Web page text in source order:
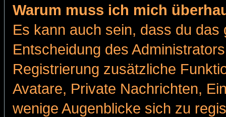
Warum muss ich mich
Es kann auch sein, dass du
Entscheidung des
Registrierung zusätzliche
Avatare, Private Nachrichten,
wenige Augenblicke sich zu